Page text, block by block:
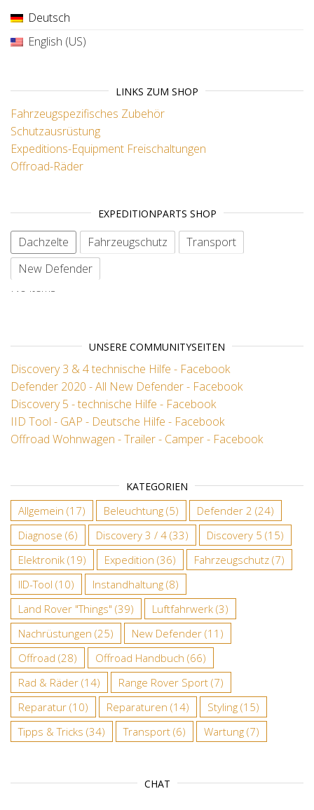
Deutsch
English (US)
LINKS ZUM SHOP
Fahrzeugspezifisches Zubehör
Schutzausrüstung
Expeditions-Equipment Freischaltungen
Offroad-Räder
EXPEDITIONPARTS SHOP
Dachzelte Fahrzeugschutz
Transport
New Defender
UNSERE COMMUNITYSEITEN
Discovery 3 & 4 technische Hilfe - Facebook
Defender 2020 - All New Defender - Facebook
Discovery 5 - technische Hilfe - Facebook
IID Tool - GAP - Deutsche Hilfe - Facebook
Offroad Wohnwagen - Trailer - Camper - Facebook
KATEGORIEN
Allgemein (17) Beleuchtung (5) Defender 2 (24)
Diagnose (6) Discovery 3 / 4 (33) Discovery 5 (15)
Elektronik (19) Expedition (36) Fahrzeugschutz (7)
IID-Tool (10) Instandhaltung (8)
Land Rover "Things" (39) Luftfahrwerk (3)
Nachrüstungen (25) New Defender (11)
Offroad (28) Offroad Handbuch (66)
Rad & Räder (14) Range Rover Sport (7)
Reparatur (10) Reparaturen (14) Styling (15)
Tipps & Tricks (34) Transport (6) Wartung (7)
CHAT